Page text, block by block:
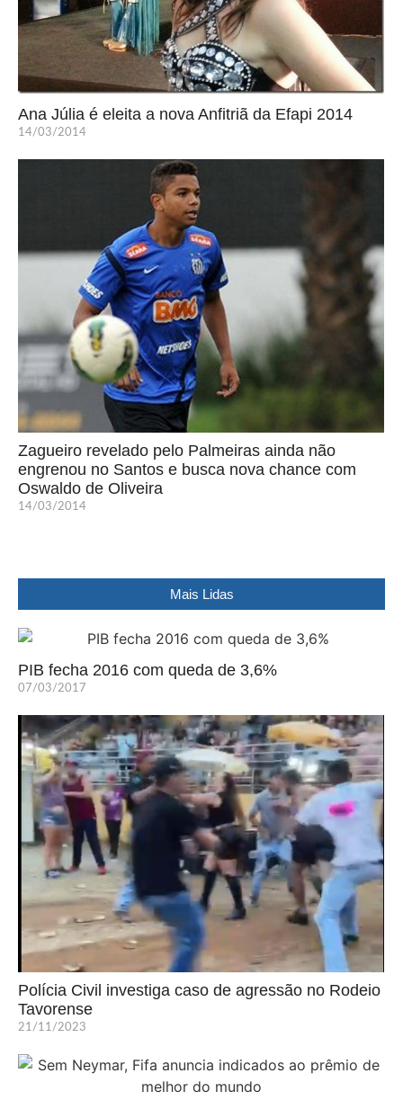
Ana Júlia é eleita a nova Anfitriã da Efapi 2014
14/03/2014
Zagueiro revelado pelo Palmeiras ainda não
engrenou no Santos e busca nova chance com
Oswaldo de Oliveira
14/03/2014
Mais Lidas
PIB fecha 2016 com queda de 3,6%
07/03/2017
Polícia Civil investiga caso de agressão no Rodeio
Tavorense
21/11/2023